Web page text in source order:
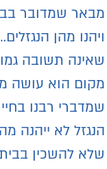
שמדובר
מהן
תשובה
הוא עושה
רבנו
לא ייהנה
להשכין